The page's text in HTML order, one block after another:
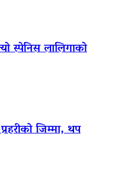
स्पेनिस लालिगाको
जिम्मा, थप